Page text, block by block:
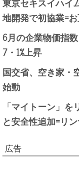
地開発で初協業=
6月の企業物価指
7・1%上昇
国交省、空き家・
始動
「マイトーン」
と安全性追加=リ
広告